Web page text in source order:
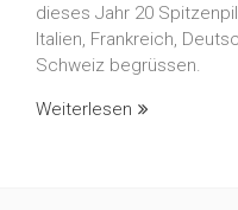
dieses Jahr 20
Italien, Frankreich,
Schweiz begrüssen.
Weiterlesen